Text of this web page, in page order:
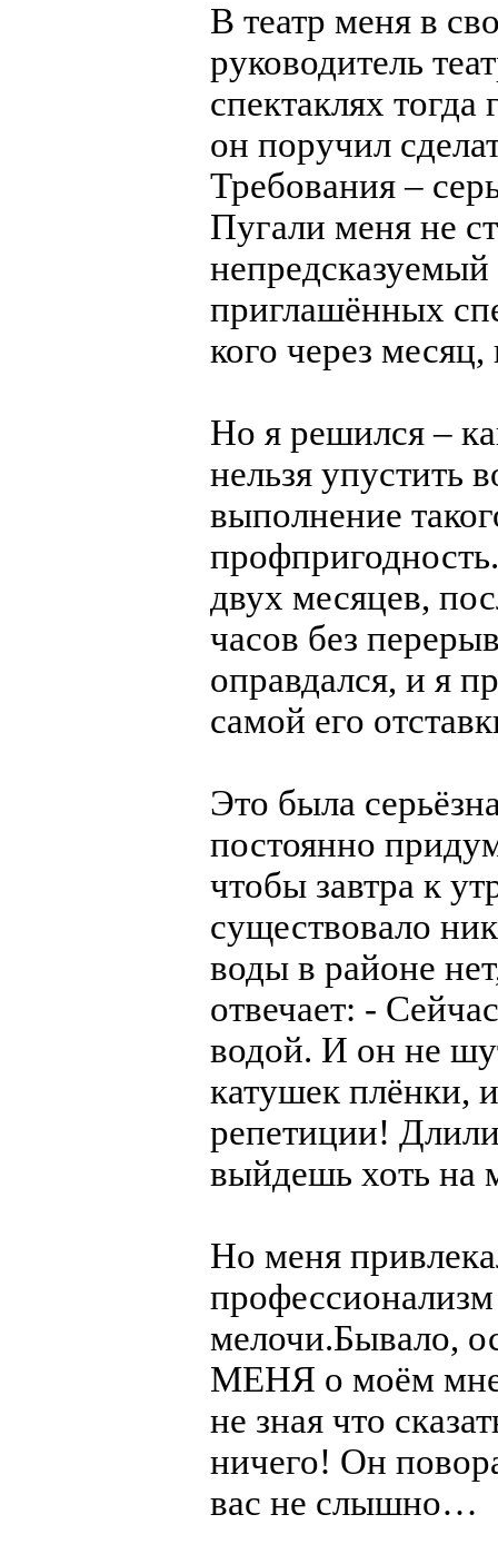
В театр меня в
руководитель
спектаклях
он поручил
Требования –
Пугали меня не
непредсказуемый
приглашённых
кого через
Но я решился –
нельзя упустить
выполнение
двух месяцев,
часов без
оправдался, и я
самой его
Это была
постоянно
чтобы завтра к
существовало
воды в районе
отвечает: -
водой. И он не
катушек плёнки,
репетиции!
выйдешь хоть на
Но меня
мелочи.Бывало,
МЕНЯ о моём
не зная что
ничего! Он
вас не слышно…